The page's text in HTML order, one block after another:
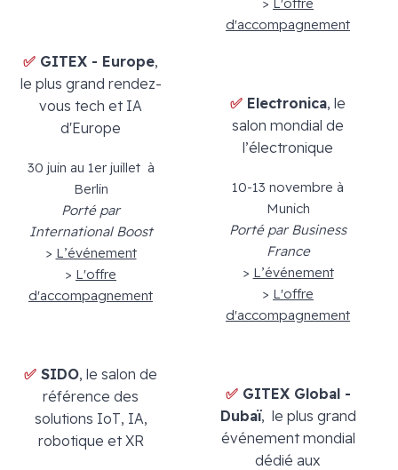
✅ GITEX - Europe,
le plus grand rendez-
vous tech et IA
d'Europe
30 juin au 1er juillet à
Berlin
Porté par
International Boost
> L’événement
> L'offre
d'accompagnement
✅ SIDO, le salon de
référence des
solutions IoT, IA,
robotique et XR
d'accompagnement
✅ Electronica, le
salon mondial de
l’électronique
10-13 novembre à
Munich
Porté par Business
France
> L’événement
> L'offre
d'accompagnement
✅ GITEX Global -
Dubaï, le plus grand
événement mondial
dédié aux